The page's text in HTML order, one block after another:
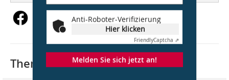
Anti-Roboter-Verifizierung
Hier klicken
FriendlyCaptcha ⇗
Melden Sie sich jetzt an!
Thematisch passende Artikel: